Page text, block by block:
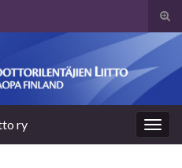
ry